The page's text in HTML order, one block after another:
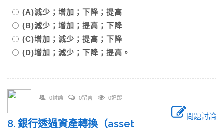
(A)減少；增加；下降；提高
(B)減少；增加；提高；下降
(C)增加；減少；提高；下降
(D)增加；減少；下降；提高。
0討論 0留言 0追蹤
問題討論
8. 銀行透過資產轉換（asset